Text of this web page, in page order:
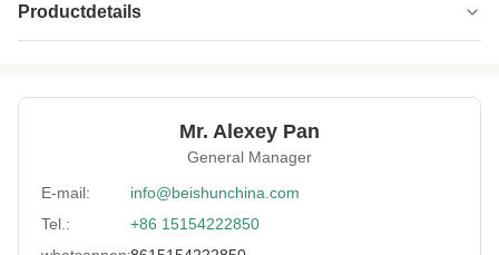
Productdetails
Mitsubishi
Local Service
Location:
Qingdao China
Mr. Alexey Pan
General Manager
E-mail:
info@beishunchina.com
Tel.:
+86 15154222850